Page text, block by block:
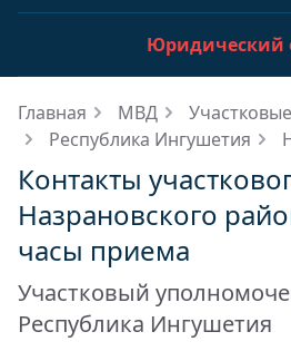
Юридический
Главная МВД
Участковые
Республика Ингушетия
Контакты
Назрановского
часы приема
Участковый
Республика Ингушетия